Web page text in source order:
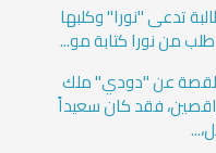
تدعى "نورا" وكلبها
من نورا كتابة مو...
القصة عن "دودي" ملك
فقد كان سعيداً